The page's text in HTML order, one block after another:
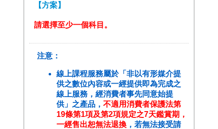
【方案】
請選擇至少一個科目。
注意：
線上課程服務屬於「非以有形媒介提
供之數位內容或一經提供即為完成之
線上服務，經消費者事先同意始提
供」之產品，不適用消費者保護法第
19條第1項及第2項規定之7天鑑賞期，
一經售出恕無法退換 ，若無法接受請